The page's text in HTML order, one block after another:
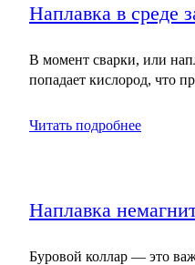
Наплавка в среде
В момент сварки, или
попадает кислород, что
Читать подробнее
Наплавка
Буровой коллар — это